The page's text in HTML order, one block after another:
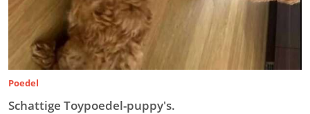
Poedel
Schattige Toypoedel-puppy's.